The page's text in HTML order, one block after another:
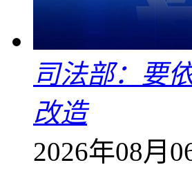
司法部：要
改造
2026年08月